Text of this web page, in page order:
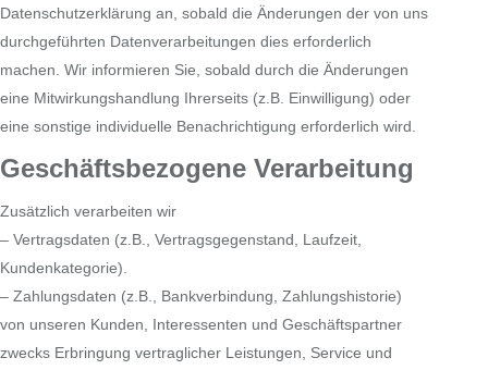
Datenschutzerklärung an, sobald die Änderungen der von uns
durchgeführten Datenverarbeitungen dies erforderlich
machen. Wir informieren Sie, sobald durch die Änderungen
eine Mitwirkungshandlung Ihrerseits (z.B. Einwilligung) oder
eine sonstige individuelle Benachrichtigung erforderlich wird.
Geschäftsbezogene Verarbeitung
Zusätzlich verarbeiten wir
– Vertragsdaten (z.B., Vertragsgegenstand, Laufzeit,
Kundenkategorie).
– Zahlungsdaten (z.B., Bankverbindung, Zahlungshistorie)
von unseren Kunden, Interessenten und Geschäftspartner
zwecks Erbringung vertraglicher Leistungen, Service und